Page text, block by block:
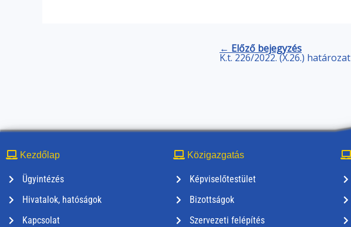
← Előző bejegyzés
K.t. 226/2022. (X.26.) határozat
Kezdőlap
Ügyintézés
Hivatalok, hatóságok
Kapcsolat
Közigazgatás
Képviselőtestület
Bizottságok
Szervezeti felépítés